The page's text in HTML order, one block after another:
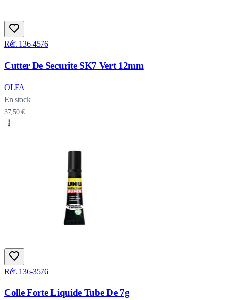
Réf. 136-4576
Cutter De Securite SK7 Vert 12mm
OLFA
En stock
37,50 €
Réf. 136-3576
Colle Forte Liquide Tube De 7g